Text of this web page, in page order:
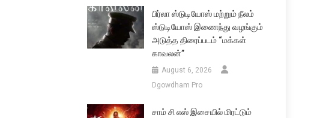
பிர்லா ஸ்டுடியோஸ் மற்றும் நீலம்
ஸ்டுடியோஸ் இணைந்து வழங்கும்
அடுத்த திரைப்படம் “மக்கள்
காவலன்”
August 6, 2026
Dgowdham Pro
சாம் சி எஸ் இசையில் மிரட்டும்